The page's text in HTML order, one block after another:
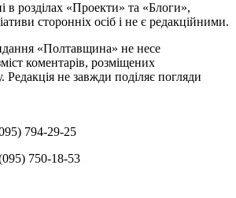
в розділах «Проекти» та «Блоги»,
сторонніх осіб і не є редакційними.
«Полтавщина» не несе
коментарів, розміщених
Редакція не завжди поділяє погляди
794-29-25
750-18-53